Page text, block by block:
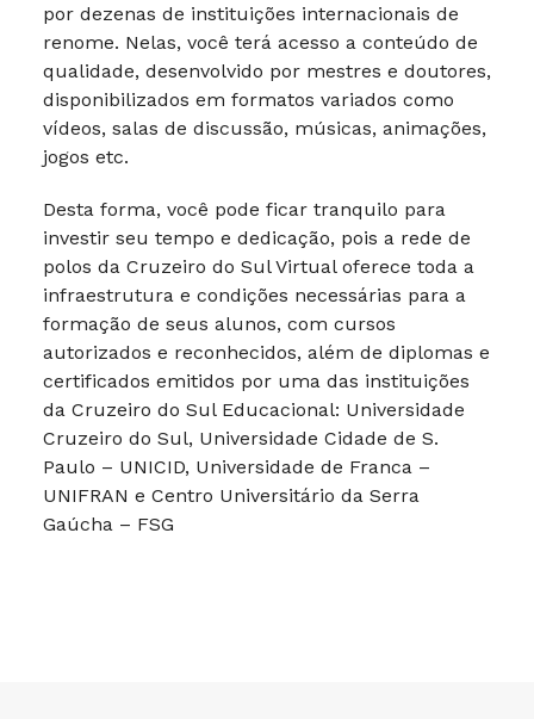
por dezenas de instituições internacionais de
renome. Nelas, você terá acesso a conteúdo de
qualidade, desenvolvido por mestres e doutores,
disponibilizados em formatos variados como
vídeos, salas de discussão, músicas, animações,
jogos etc.
Desta forma, você pode ficar tranquilo para
investir seu tempo e dedicação, pois a rede de
polos da Cruzeiro do Sul Virtual oferece toda a
infraestrutura e condições necessárias para a
formação de seus alunos, com cursos
autorizados e reconhecidos, além de diplomas e
certificados emitidos por uma das instituições
da Cruzeiro do Sul Educacional: Universidade
Cruzeiro do Sul, Universidade Cidade de S.
Paulo – UNICID, Universidade de Franca –
UNIFRAN e Centro Universitário da Serra
Gaúcha – FSG